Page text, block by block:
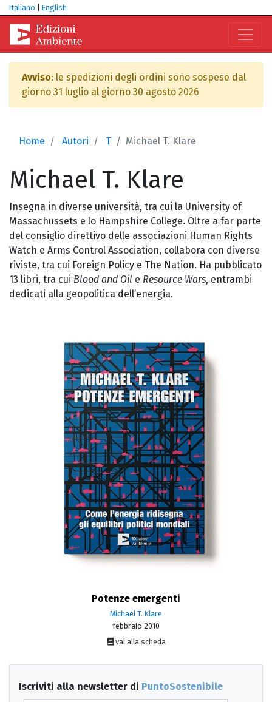
Italiano English
Avviso: le spedizioni degli ordini sono sospese dal
giorno 31 luglio al giorno 30 agosto 2026
Home Autori T Michael T. Klare
Michael T. Klare
Insegna in diverse università, tra cui la University of
Massachussets e lo Hampshire College. Oltre a far parte
del consiglio direttivo delle associazioni Human Rights
Watch e Arms Control Association, collabora con diverse
riviste, tra cui Foreign Policy e The Nation. Ha pubblicato
13 libri, tra cui Blood and Oil e Resource Wars, entrambi
dedicati alla geopolitica dell’energia.
Potenze emergenti
Michael T. Klare
febbraio 2010
vai alla scheda
Iscriviti alla newsletter di PuntoSostenibile